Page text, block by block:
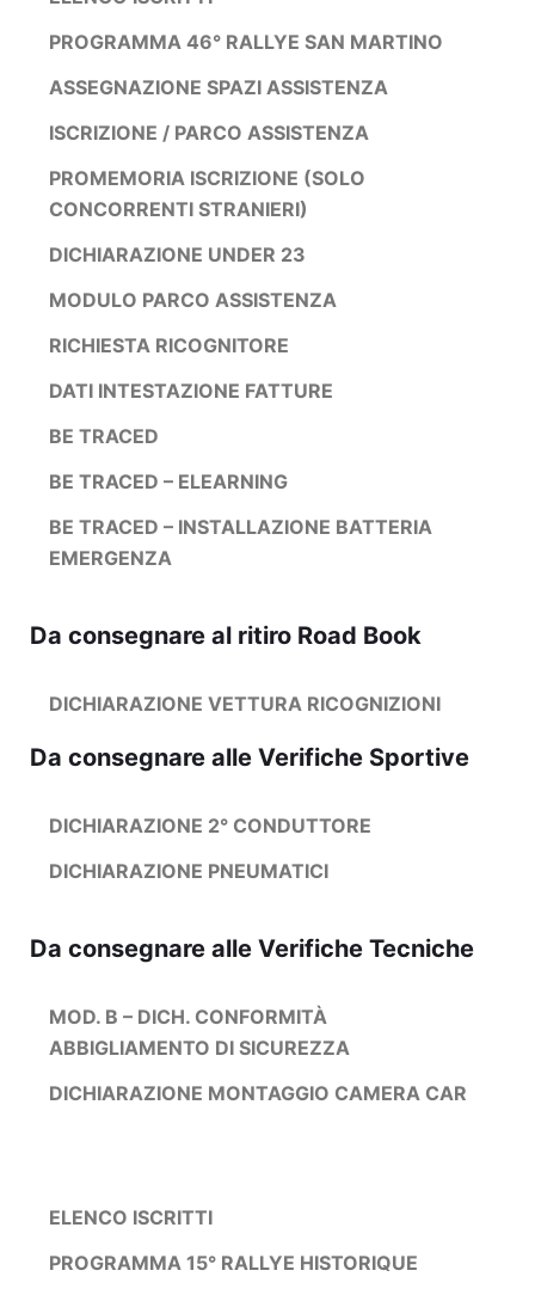
PROGRAMMA 46° RALLYE SAN MARTINO
ASSEGNAZIONE SPAZI ASSISTENZA
ISCRIZIONE / PARCO ASSISTENZA
PROMEMORIA ISCRIZIONE (SOLO
CONCORRENTI STRANIERI)
DICHIARAZIONE UNDER 23
MODULO PARCO ASSISTENZA
RICHIESTA RICOGNITORE
DATI INTESTAZIONE FATTURE
BE TRACED
BE TRACED – ELEARNING
BE TRACED – INSTALLAZIONE BATTERIA
EMERGENZA
Da consegnare al ritiro Road Book
DICHIARAZIONE VETTURA RICOGNIZIONI
Da consegnare alle Verifiche Sportive
DICHIARAZIONE 2° CONDUTTORE
DICHIARAZIONE PNEUMATICI
Da consegnare alle Verifiche Tecniche
MOD. B – DICH. CONFORMITÀ
ABBIGLIAMENTO DI SICUREZZA
DICHIARAZIONE MONTAGGIO CAMERA CAR
ELENCO ISCRITTI
PROGRAMMA 15° RALLYE HISTORIQUE